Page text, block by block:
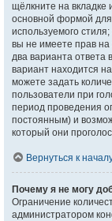
щёлкните на
основной формой
используемого
вы не имеете прав на
два варианта ответа
вариант находится
можете задать
пользователи при
период проведения
постоянным) и
который они
Вернуться к
Почему я не могу
Ограничение
администратором